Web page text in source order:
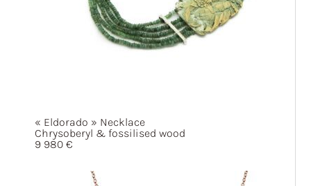
« Eldorado » Necklace
Chrysoberyl & fossilised wood
9 980 €